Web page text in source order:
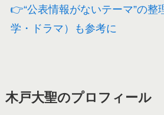
👉“公表情報がないテーマ”の整
学・ドラマ）も参考に
木戸大聖のプロフィール